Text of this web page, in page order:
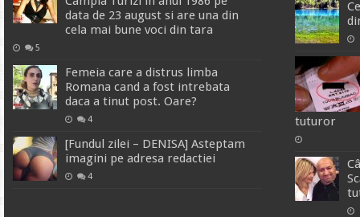
data de 23 august si are una din
cela mai bune voci din tara
5
Femeia care a distrus limba
Romana cand a fost intrebata
daca a tinut post. Oare?
4
[Fundul zilei – DENISA] Asteptam
imagini pe adresa redactiei
4
tuturor